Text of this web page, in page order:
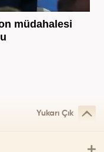
müdahalesi
Yukarı Çık